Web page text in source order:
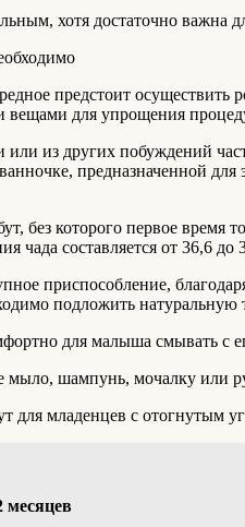
хотя достаточно важна
предстоит осуществить
вещами для упрощения
из других побуждений
предназначенной
без которого первое время
чада составляется от 36,6 до
приспособление,
подложить натуральную
для малыша смывать с
мыло, шампунь, мочалку или
для младенцев с отогнутым